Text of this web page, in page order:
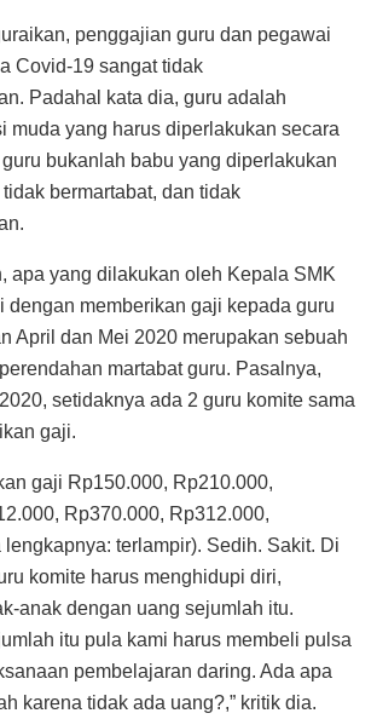
penggajian guru dan pegawai
Covid-19 sangat tidak
Padahal kata dia, guru adalah
muda yang harus diperlakukan secara
bukanlah babu yang diperlakukan
bermartabat, dan tidak
apa yang dilakukan oleh Kepala SMK
dengan memberikan gaji kepada guru
April dan Mei 2020 merupakan sebuah
martabat guru. Pasalnya,
setidaknya ada 2 guru komite sama
gaji.
gaji Rp150.000, Rp210.000,
Rp370.000, Rp312.000,
lengkapnya: terlampir). Sedih. Sakit. Di
komite harus menghidupi diri,
anak dengan uang sejumlah itu.
itu pula kami harus membeli pulsa
pembelajaran daring. Ada apa
karena tidak ada uang?,” kritik dia.